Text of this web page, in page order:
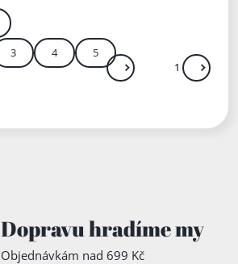
3 4 5
Další Přejít
Dopravu hradíme my
Objednávkám nad 699 Kč